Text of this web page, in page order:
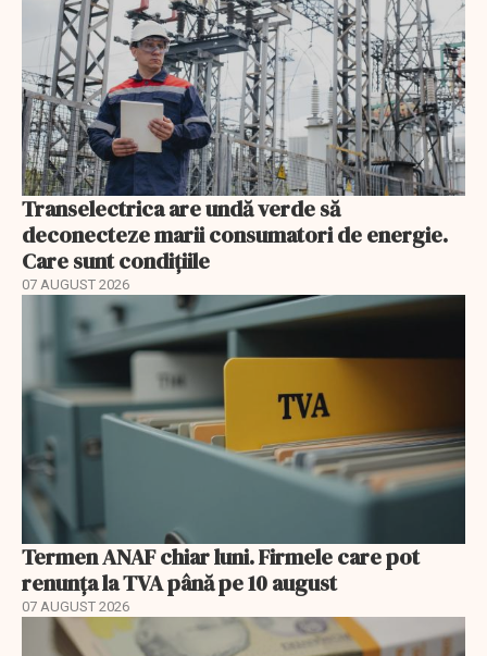
Transelectrica are undă verde să
deconecteze marii consumatori de energie.
Care sunt condițiile
07 AUGUST 2026
Termen ANAF chiar luni. Firmele care pot
renunța la TVA până pe 10 august
07 AUGUST 2026